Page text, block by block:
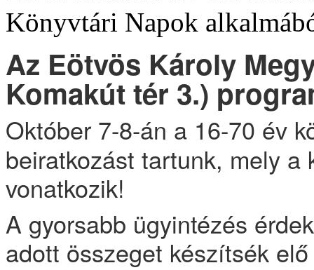
Könyvtári Napok
Az Eötvös Károly
Komakút tér 3.)
Október 7-8-án a 16-70 év
beiratkozást tartunk, mely a
vonatkozik!
A gyorsabb ügyintézés
adott összeget készítsék